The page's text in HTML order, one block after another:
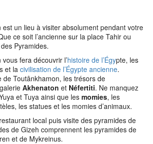
est un lieu à visiter absolument pendant votre
ce soit l’ancienne sur la place Tahir ou
Pyramides.
fera découvrir l’histoire de l’Égypte, les
et la civilisation de l’Égypte ancienne.
de Toutânkhamon, les trésors de
Akhenaton et Néfertiti. Ne manquez
et Tuya ainsi que les momies, les
les statues et les momies d’animaux.
local puis visite des pyramides de
de Gizeh comprennent les pyramides de
et de Mykreinus.